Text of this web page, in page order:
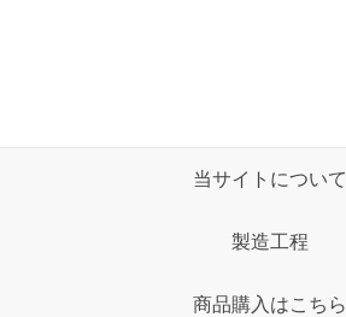
当サイトについて
製造工程
商品購入はこちら